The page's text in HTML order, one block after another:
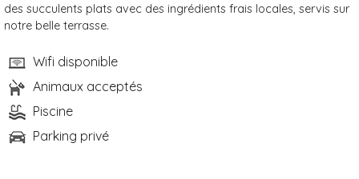
des succulents plats avec des ingrédients frais locales, servis sur
notre belle terrasse.
Wifi disponible
Animaux acceptés
Piscine
Parking privé